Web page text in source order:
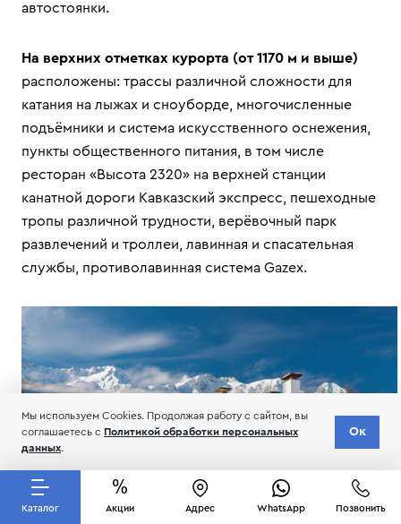
автостоянки.
На верхних отметках курорта (от 1170 м и выше)
расположены: трассы различной сложности для
катания на лыжах и сноуборде, многочисленные
подъёмники и система искусственного оснежения,
пункты общественного питания, в том числе
ресторан «Высота 2320» на верхней станции
канатной дороги Кавказский экспресс, пешеходные
тропы различной трудности, верёвочный парк
развлечений и троллеи, лавинная и спасательная
службы, противолавинная система Gazex.
Каталог Акции Адрес WhatsApp Позвонить
Мы используем Cookies. Продолжая работу с сайтом, вы
соглашаетесь с Политикой обработки персональных
данных.
Ок